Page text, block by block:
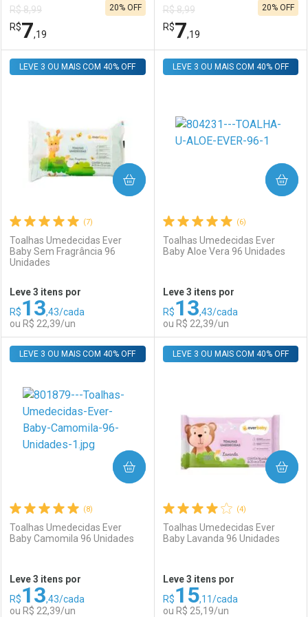
Comprar sem Desconto
Por R$ 58,99/cada
Comprar sem Desconto
Por R$ 58,99/cada
Comprar sem Desconto
Por R$ 14,39/cada
Comprar sem Desconto
Por R$ 14,39/cada
R$ 8,99
R$7,19
20% OFF
FECHAR
Comprar sem Desconto
Por R$ 7,19/cada
FECHAR
Comprar sem Desconto
Por R$ 7,19/cada
R$ 8,99
R$7,19
20% OFF
Comprar sem Desconto
Por R$ 7,19/cada
Comprar sem Desconto
Por R$ 7,19/cada
(7)
Toalhas Umedecidas Ever
Baby Sem Fragrância 96
Unidades
LEVE 3 OU MAIS COM 40% OFF
Leve 3 itens por
R$13,43/cada
ou R$ 22,39/un
COMPRAR
FECHAR
Laboratório
Comprar sem Desconto
Por R$ 22,39/cada
FECHAR
Por Menos
Comprar sem Desconto
Por R$ 22,39/cada
(6)
Toalhas Umedecidas Ever
Baby Aloe Vera 96 Unidades
LEVE 3 OU MAIS COM 40% OFF
Leve 3 itens por
R$13,43/cada
ou R$ 22,39/un
COMPRAR
Comprar sem Desconto
Por R$ 22,39/cada
Comprar sem Desconto
Por R$ 22,39/cada
(8)
Toalhas Umedecidas Ever
Baby Camomila 96 Unidades
LEVE 3 OU MAIS COM 40% OFF
Leve 3 itens por
R$13,43/cada
ou R$ 22,39/un
COMPRAR
(4)
Toalhas Umedecidas Ever
Baby Lavanda 96 Unidades
LEVE 3 OU MAIS COM 40% OFF
Leve 3 itens por
R$15,11/cada
ou R$ 25,19/un
COMPRAR